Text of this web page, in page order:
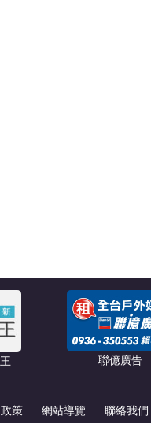
聯億廣告
策 網站導覽 聯絡我們